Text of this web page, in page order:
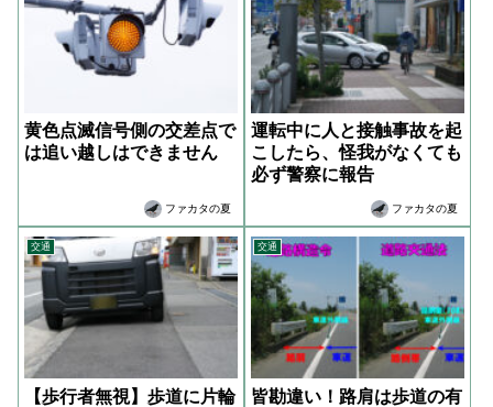
黄色点滅信号側の交差点で
は追い越しはできません
ファカタの夏
運転中に人と接触事故を起
こしたら、怪我がなくても
必ず警察に報告
ファカタの夏
交通
【歩行者無視】歩道に片輪
交通
皆勘違い！路肩は歩道の有